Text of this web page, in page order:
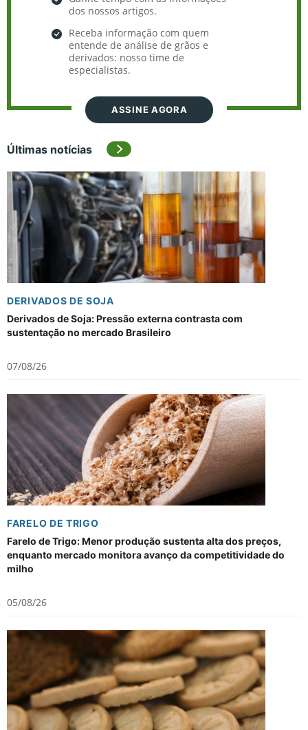
dos nossos artigos.
Receba informação com quem
entende de análise de grãos e
derivados: nosso time de
especialistas.
ASSINE AGORA
Últimas notícias
DERIVADOS DE SOJA
Derivados de Soja: Pressão externa contrasta com
sustentação no mercado Brasileiro
07/08/26
FARELO DE TRIGO
Farelo de Trigo: Menor produção sustenta alta dos preços,
enquanto mercado monitora avanço da competitividade do
milho
05/08/26